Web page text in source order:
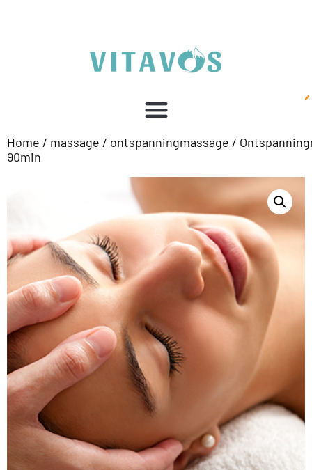
Home / massage / ontspanningmassage /
90min